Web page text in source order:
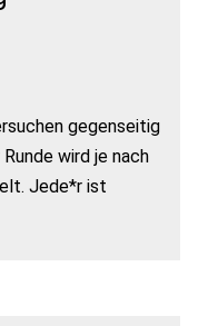
gegenseitig
wird je nach
Jede*r ist